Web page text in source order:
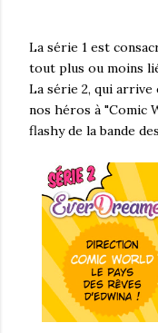
La série 1 est
tout plus ou moins
La série 2, qui
nos héros à "Comic
flashy de la bande